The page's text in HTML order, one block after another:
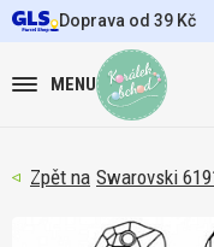
Doprava od 39 Kč
MENU
Swarovski